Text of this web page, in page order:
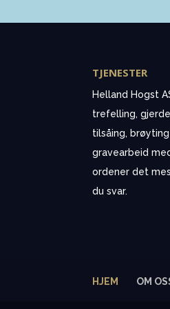
TJENESTER
Helland Hogst
trefelling,
tilsåing,
gravearbeid
ordener det
du svar.
HJEM OM